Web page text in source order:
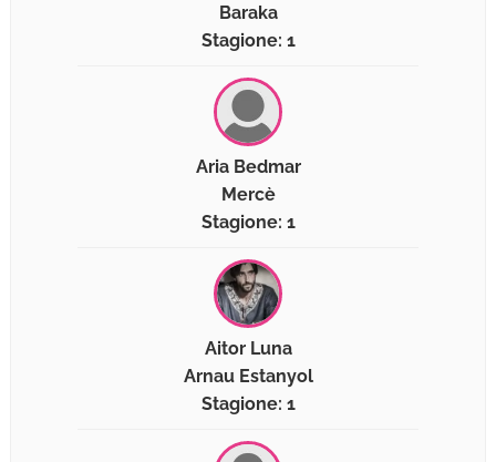
Baraka
Stagione: 1
Aria Bedmar
Mercè
Stagione: 1
Aitor Luna
Arnau Estanyol
Stagione: 1